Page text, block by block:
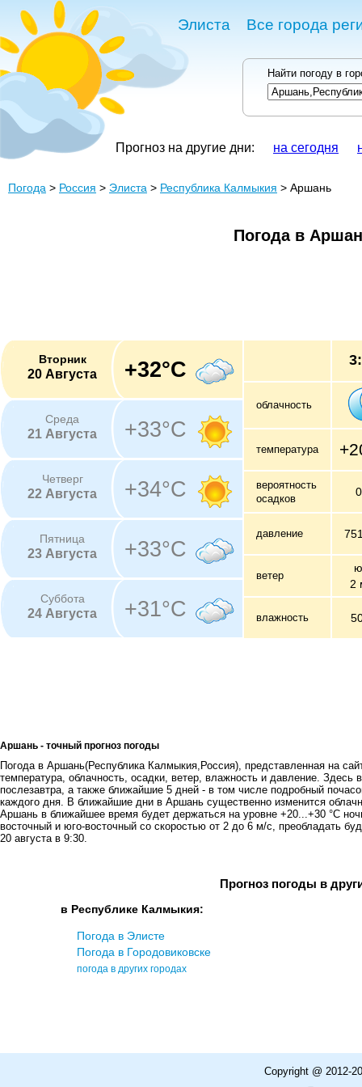
Элиста Все города
Найти погоду в
Прогноз на другие дни: на сегодня
Погода > Россия > Элиста > Республика Калмыкия > Аршань
Погода в
Вторник
20 Августа +32°C
Среда
21 Августа +33°C
Четверг
22 Августа +34°C
Пятница
23 Августа +33°C
Суббота
24 Августа +31°C
облачность
температура
вероятность
осадков
давление
ветер
2
влажность
Аршань - точный прогноз погоды
Погода в Аршань(Республика Калмыкия,Россия), представленная на
температура, облачность, осадки, ветер, влажность и давление. Здесь
послезавтра, а также ближайшие 5 дней - в том числе подробный
каждого дня. В ближайшие дни в Аршань существенно изменится
Аршань в ближайшее время будет держаться на уровне +20...+30 °C
восточный и юго-восточный со скоростью от 2 до 6 м/с, преобладать
20 августа в 9:30.
Прогноз погоды в
в Республике Калмыкия:
Погода в Элисте
Погода в Городовиковске
погода в других городах
Copyright @ 2012-